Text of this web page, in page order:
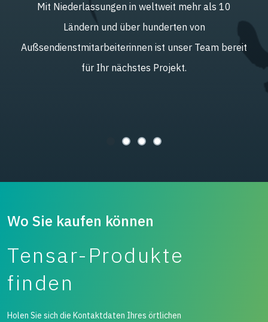
Mit Niederlassungen in weltweit mehr als 10
Ländern und über hunderten von
Außsendienstmitarbeiterinnen ist unser Team bereit
für Ihr nächstes Projekt.
Wo Sie kaufen können
Tensar-Produkte
finden
Holen Sie sich die Kontaktdaten Ihres örtlichen